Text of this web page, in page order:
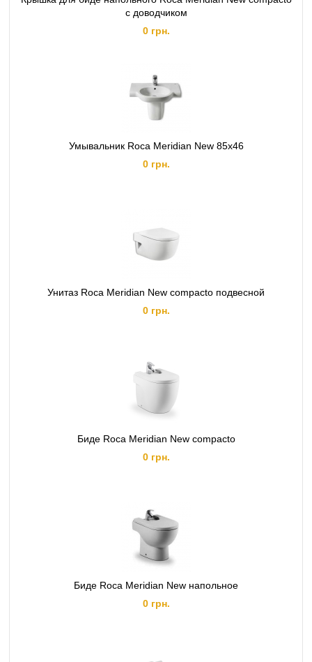
с доводчиком
0 грн.
Умывальник Roca Meridian New 85x46
0 грн.
Унитаз Roca Meridian New compacto подвесной
0 грн.
Биде Roca Meridian New compacto
0 грн.
Биде Roca Meridian New напольное
0 грн.